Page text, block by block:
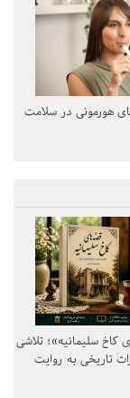
هورمونی در سلامت
سلیمانیه»؛ تلاشی
تاریخی به روایت